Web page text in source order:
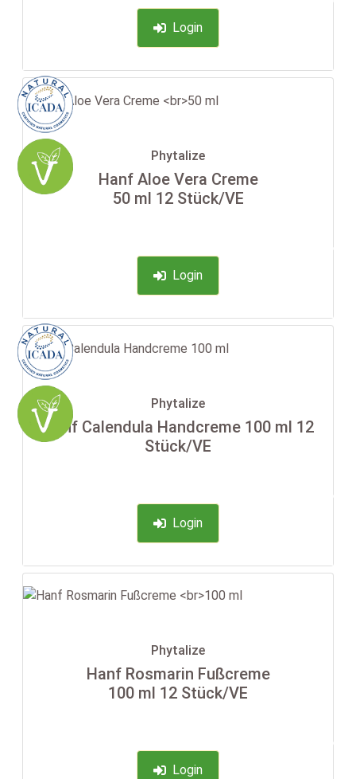
Login
Phytalize
Hanf Aloe Vera Creme
50 ml 12 Stück/VE
Login
-35%
Phytalize
Hanf Calendula Handcreme 100 ml 12
Stück/VE
Login
-35%
Phytalize
Hanf Rosmarin Fußcreme
100 ml 12 Stück/VE
Login
-35%